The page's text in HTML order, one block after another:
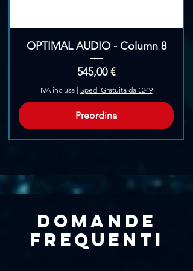
OPTIMAL AUDIO - Column 8
Prezzo
545,00 €
IVA inclusa| Sped. Gratuita da €249
Preordina
Domande
frequenti